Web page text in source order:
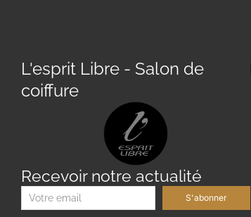
L'esprit Libre - Salon de
coiffure
Recevoir notre actualité
S'abonner